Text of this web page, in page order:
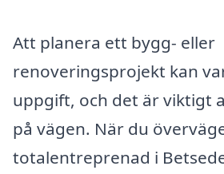
Att planera ett bygg- eller
renoveringsprojekt kan
uppgift, och det är viktigt
på vägen. När du
totalentreprenad i